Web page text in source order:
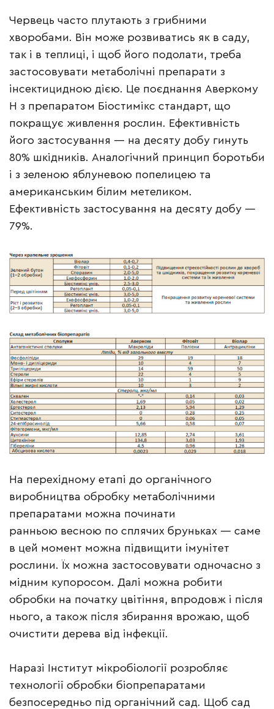
Червець часто плутають з грибними
хворобами. Він може розвиватись як в саду,
так і в теплиці, і щоб його подолати, треба
застосовувати метаболічні препарати з
інсектицидною дією. Це поєднання Аверкому
Н з препаратом Біостимікс стандарт, що
покращує живлення рослин. Ефективність
його застосування — на десяту добу гинуть
80% шкідників. Аналогічний принцип боротьби
і з зеленою яблуневою попелицею та
американським білим метеликом.
Ефективність застосування на десяту добу —
79%.
На перехідному етапі до органічного
виробництва обробку метаболічними
препаратами можна починати
ранньою весною по сплячих бруньках — саме
в цей момент можна підвищити імунітет
рослини. Їх можна застосовувати одночасно з
мідним купоросом. Далі можна робити
обробки на початку цвітіння, впродовж і після
нього, а також після збирання врожаю, щоб
очистити дерева від інфекції.
Наразі Інститут мікробіології розробляє
технології обробки біопрепаратами
безпосередньо під органічний сад. Щоб сад